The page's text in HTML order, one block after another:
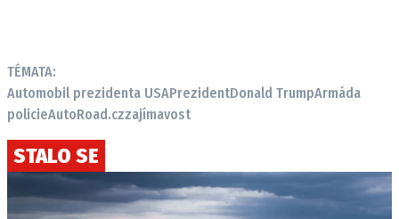
TÉMATA:
Automobil prezidenta USAPrezidentDonald TrumpArmáda
policieAutoRoad.czzajímavost
STALO SE